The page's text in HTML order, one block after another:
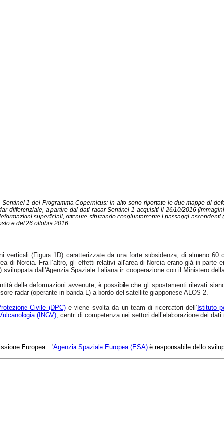
1 del Programma Copernicus: in alto sono riportate le due mappe di
differenziale, a partire dai dati radar Sentinel-1 acquisiti il 26/10/2016
superficiali, ottenute sfruttando congiuntamente i passaggi
e del 26 ottobre 2016
verticali (Figura 1D) caratterizzate da una forte subsidenza, di almeno
di Norcia. Fra l’altro, gli effetti relativi all’area di Norcia erano già in
dall'Agenzia Spaziale Italiana in cooperazione con il Ministero
delle deformazioni avvenute, è possibile che gli spostamenti rilevati
radar (operante in banda L) a bordo del satellite giapponese ALOS 2.
Civile (DPC)e viene svolta da un team di ricercatori dell’ Istituto
(INGV) centri di competenza nei settori dell’elaborazione dei
Europea. L'Agenzia Spaziale Europea (ESA) è responsabile dello